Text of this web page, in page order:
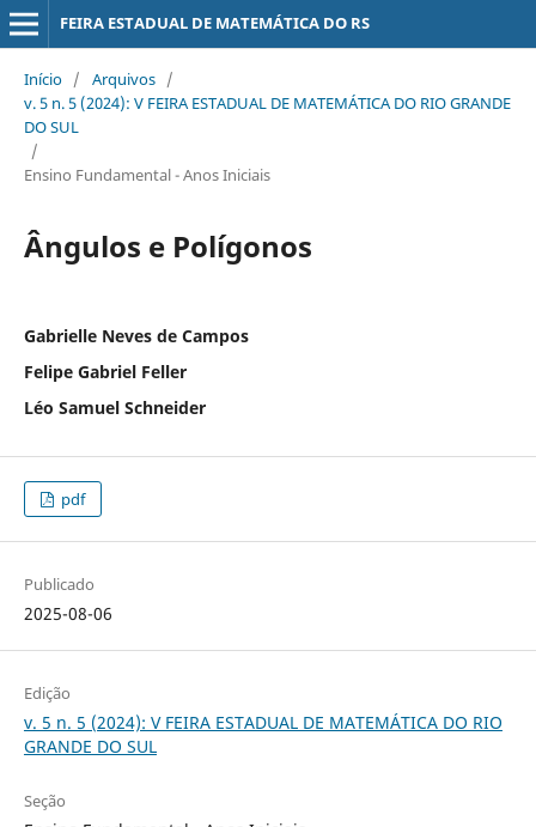
FEIRA ESTADUAL DE MATEMÁTICA DO RS
Início / Arquivos /
v. 5 n. 5 (2024): V FEIRA ESTADUAL DE MATEMÁTICA DO RIO GRANDE
DO SUL
/
Ensino Fundamental - Anos Iniciais
Ângulos e Polígonos
Gabrielle Neves de Campos
Felipe Gabriel Feller
Léo Samuel Schneider
pdf
Publicado
2025-08-06
Edição
v. 5 n. 5 (2024): V FEIRA ESTADUAL DE MATEMÁTICA DO RIO
GRANDE DO SUL
Seção